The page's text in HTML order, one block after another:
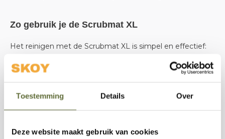
Toestemming Details Over
Deze website maakt gebruik van cookies
Zo gebruik je de Scrubmat XL
Het reinigen met de Scrubmat XL is simpel en effectief:
Laat je kookgerei wat afkoelen
– warm werkt het